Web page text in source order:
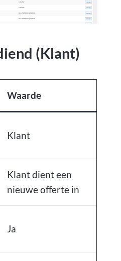
(Klant)
Waarde
Klant
Klant dient een
nieuwe offerte in
Ja